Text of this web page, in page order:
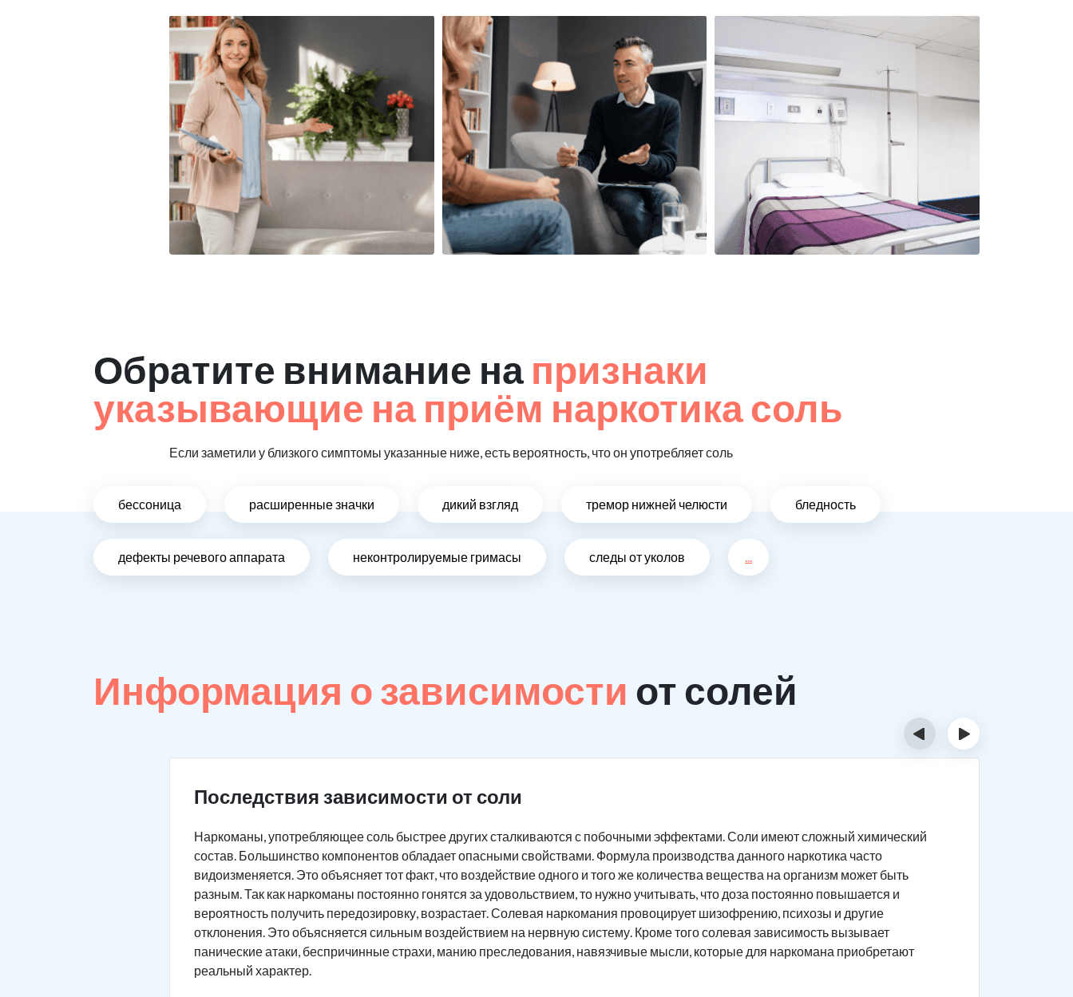
Обратите внимание на признаки
указывающие на приём наркотика соль
Если заметили у близкого симптомы указанные ниже, есть вероятность, что он употребляет соль
бессоница расширенные значки дикий взгляд тремор нижней челюсти бледность
дефекты речевого аппарата неконтролируемые гримасы следы от уколов ...
Информация о зависимости от солей
Последствия зависимости от соли
Наркоманы, употребляющее соль быстрее других сталкиваются с побочными эффектами. Соли имеют сложный химический
состав. Большинство компонентов обладает опасными свойствами. Формула производства данного наркотика часто
видоизменяется. Это объясняет тот факт, что воздействие одного и того же количества вещества на организм может быть
разным. Так как наркоманы постоянно гонятся за удовольствием, то нужно учитывать, что доза постоянно повышается и
вероятность получить передозировку, возрастает. Солевая наркомания провоцирует шизофрению, психозы и другие
отклонения. Это объясняется сильным воздействием на нервную систему. Кроме того солевая зависимость вызывает
панические атаки, беспричинные страхи, манию преследования, навязчивые мысли, которые для наркомана приобретают
реальный характер.
‹ ›